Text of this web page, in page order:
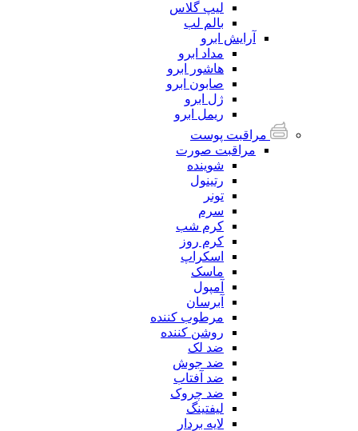
لیپ گلاس
بالم لب
آرایش ابرو
مداد ابرو
هاشور ابرو
صابون ابرو
ژل ابرو
ریمل ابرو
مراقبت پوست
مراقبت صورت
شوینده
رتینول
تونر
سرم
کرم شب
کرم روز
اسکراپ
ماسک
آمپول
آبرسان
مرطوب کننده
روشن کننده
ضد لک
ضد جوش
ضد آفتاب
ضد چروک
لیفتینگ
لایه بردار